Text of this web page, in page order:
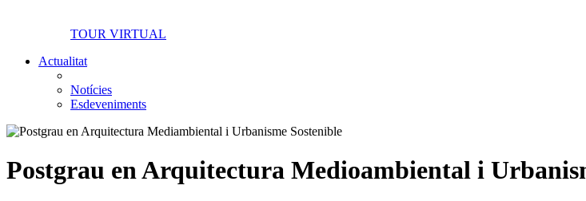
TOUR VIRTUAL
Actualitat
Notícies
Esdeveniments
Postgrau en Arquitectura Medioambiental i